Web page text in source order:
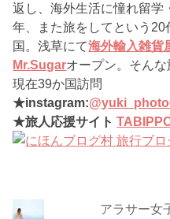
返し、海外生活に憧れ留学
年、また旅をしてという
国。浅草にて海外輸入雑貨
Mr.Sugarオープン。そんな
現在39か国訪問
★instagram:
★旅人応援サイト
アラサー女